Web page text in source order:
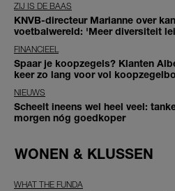
ZIJ IS DE BAAS
KNVB-directeur Marianne over
voetbalwereld: 'Meer diversiteit
FINANCIEEL
Spaar je koopzegels? Klanten
keer zo lang voor vol
NIEUWS
Scheelt ineens wel heel veel:
morgen nóg goedkoper
WONEN & KLUSSEN
WHAT THE FUNDA